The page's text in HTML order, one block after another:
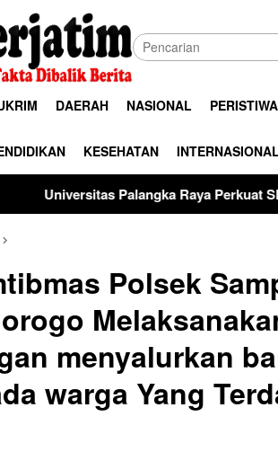
DAERAH NASIONAL PERISTIWA
KESEHATAN
Raya Perkuat SDM Polri Lewat
Polsek
menyalurkan
warga Yang